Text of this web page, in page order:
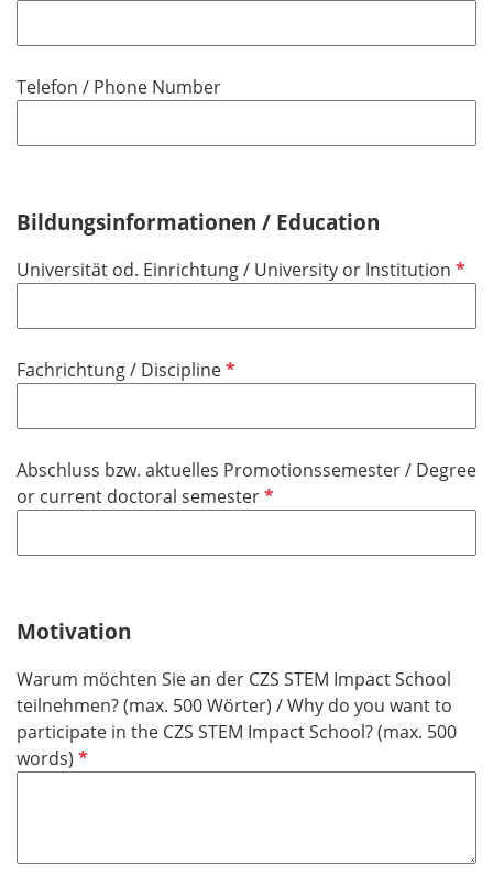
e
d
c
t
l
Telefon / Phone Number
Bildungsinformationen / Education
Universität od. Einrichtung / University or Institution P
t
e
l
Fachrichtung / DisciplineP
c
h
f
Abschluss bzw. aktuelles Promotionssemester / Degree
or current doctoral semesterP
f
e
l
Motivation
Warum möchten Sie an der CZS STEM Impact School
teilnehmen? (max. 500 Wörter) / Why do you want to
participate in the CZS STEM Impact School? (max. 500
words) P
c